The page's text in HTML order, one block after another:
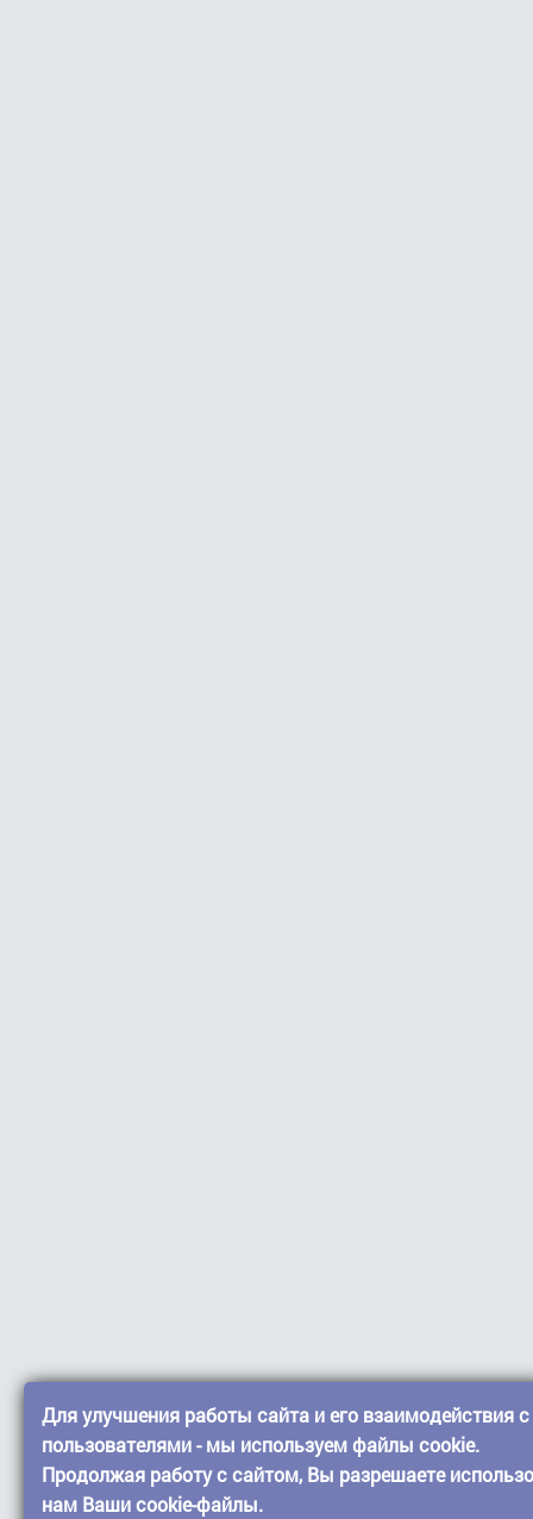
Для улучшения работы сайта и его взаимодействия с
пользователями - мы используем файлы cookie.
Продолжая работу с сайтом, Вы разрешаете
нам Ваши cookie-файлы.